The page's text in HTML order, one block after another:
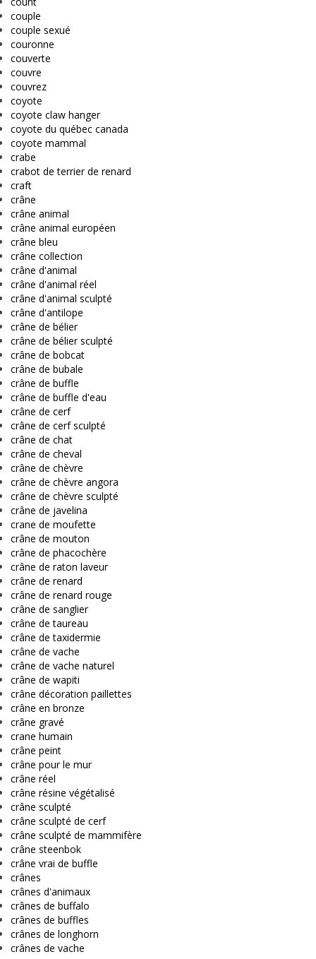
couple
couple sexué
couronne
couverte
couvre
couvrez
coyote
coyote claw hanger
coyote du québec canada
coyote mammal
crabe
crabot de terrier de renard
craft
crâne
crâne animal
crâne animal européen
crâne bleu
crâne collection
crâne d'animal
crâne d'animal réel
crâne d'animal sculpté
crâne d'antilope
crâne de bélier
crâne de bélier sculpté
crâne de bobcat
crâne de bubale
crâne de buffle
crâne de buffle d'eau
crâne de cerf
crâne de cerf sculpté
crâne de chat
crâne de cheval
crâne de chèvre
crâne de chèvre angora
crâne de chèvre sculpté
crâne de javelina
crane de moufette
crâne de mouton
crâne de phacochère
crâne de raton laveur
crâne de renard
crâne de renard rouge
crâne de sanglier
crâne de taureau
crâne de taxidermie
crâne de vache
crâne de vache naturel
crâne de wapiti
crâne décoration paillettes
crâne en bronze
crâne gravé
crane humain
crâne peint
crâne pour le mur
crâne réel
crâne résine végétalisé
crâne sculpté
crâne sculpté de cerf
crâne sculpté de mammifère
crâne steenbok
crâne vrai de buffle
crânes
crânes d'animaux
crânes de buffalo
crânes de buffles
crânes de longhorn
crânes de vache